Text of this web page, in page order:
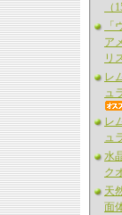
（
ア
リ
レ
ュ
レ
ュ
水
ク
天
面